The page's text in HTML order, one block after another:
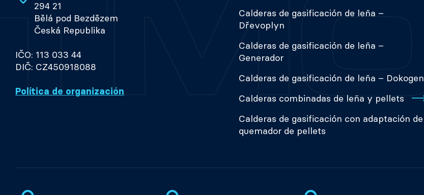
294 21
Bělá pod Bezdězem
Česká Republika
IČO: 113 033 44
DIČ: CZ450918088
Política de organización
Calderas de gasificación de leña –
Dřevoplyn
Calderas de gasificación de leña –
Generador
Calderas de gasificación de leña – Dokogen
Calderas combinadas de leña y pellets
Calderas de gasificación con adaptación de
quemador de pellets